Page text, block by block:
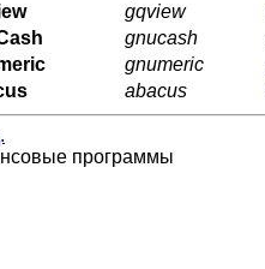
gqview
gnucash
gnumeric
abacus
программы